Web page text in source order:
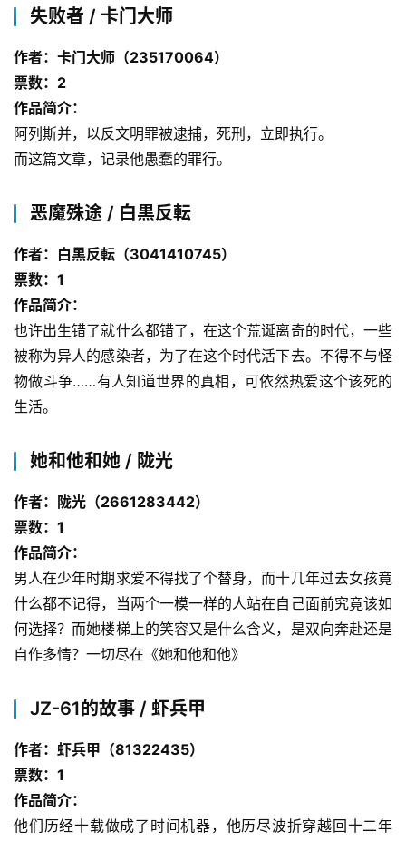
零
重
力
征
投
稿
文
章
科
资
讯
主
题
科
幻
小
说
失败者 / 卡门大师
作者：卡门大师（235170064）
票数：2
作品简介：
阿列斯并，以反文明罪被逮捕，死刑，立即执行。
而这篇文章，记录他愚蠢的罪行。
恶魔殊途 / 白黒反転
作者：白黒反転（3041410745）
票数：1
作品简介：
也许出生错了就什么都错了，在这个荒诞离奇的时代，一些
被称为异人的感染者，为了在这个时代活下去。不得不与怪
物做斗争……有人知道世界的真相，可依然热爱这个该死的
生活。
她和他和她 / 陇光
作者：陇光（2661283442）
票数：1
作品简介：
男人在少年时期求爱不得找了个替身，而十几年过去女孩竟
什么都不记得，当两个一模一样的人站在自己面前究竟该如
何选择？而她楼梯上的笑容又是什么含义，是双向奔赴还是
自作多情？一切尽在《她和他和他》
JZ-61的故事 / 虾兵甲
作者：虾兵甲（81322435）
票数：1
作品简介：
他们历经十载做成了时间机器，他历尽波折穿越回十二年